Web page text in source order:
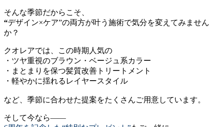
そんな季節だからこそ、
“デザイン×ケア”の両方が叶う施術で気分を変えてみません
か？
クオレアでは、この時期人気の
・ツヤ重視のブラウン・ベージュ系カラー
・まとまりを保つ髪質改善トリートメント
・軽やかに揺れるレイヤースタイル
など、季節に合わせた提案をたくさんご用意しています。
そして今なら——